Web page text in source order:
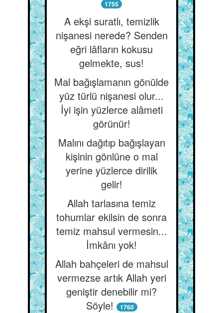
1755
A ekşi suratlı, temizlik
nişanesi nerede? Senden
eğri lâfların kokusu
gelmekte, sus!
Mal bağışlamanın gönülde
yüz türlü nişanesi olur...
İyi işin yüzlerce alâmeti
görünür!
Malını dağıtıp bağışlayan
kişinin gönlüne o mal
yerine yüzlerce dirilik
gelir!
Allah tarlasına temiz
tohumlar ekilsin de sonra
temiz mahsul vermesin...
İmkânı yok!
Allah bahçeleri de mahsul
vermezse artık Allah yeri
geniştir denebilir mi?
Söyle!
1760